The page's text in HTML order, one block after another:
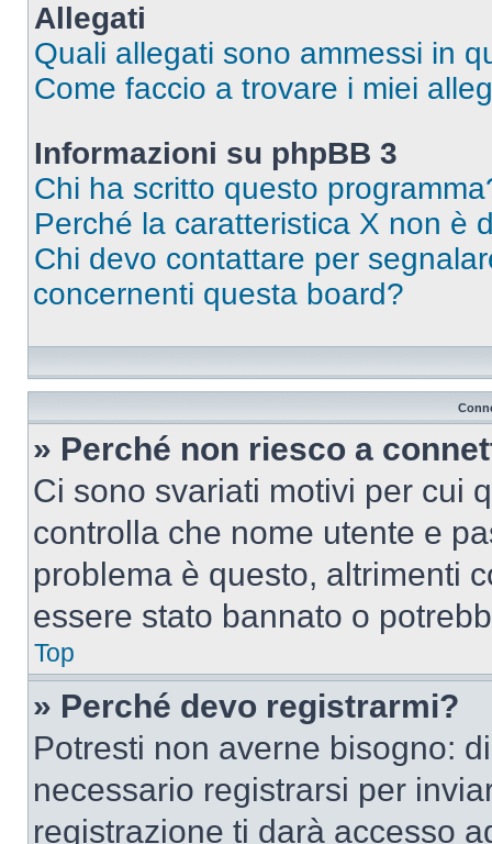
Allegati
Quali allegati sono ammessi in
Come faccio a trovare i miei
Informazioni su phpBB 3
Chi ha scritto questo
Perché la caratteristica X non è
Chi devo contattare per
concernenti questa board?
» Perché non riesco a
Ci sono svariati motivi per cui
controlla che nome utente e
problema è questo, altrimenti
essere stato bannato o
Top
» Perché devo registrarmi?
Potresti non averne bisogno:
necessario registrarsi per
registrazione ti darà accesso